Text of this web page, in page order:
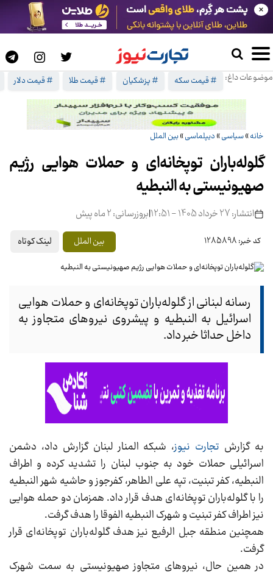
موضوعات داغ: # قیمت سکه # پزشکیان # قیمت طلا # قیمت دلار
×
خانه»سیاسی» دیپلماسی»بین الملل
گلوله‌باران توپخانه‌ای و حملات هوایی رژیم
صهیونیستی به النبطیه
انتشار: 27 خرداد 1405 - 12:51 |بروزرسانی: 2 ماه پیش
کد خبر: 1285898 بین الملل لینک کوتاه
رسانه لبنانی از گلوله‌باران توپخانه‌ای و حملات هوایی
اسرائیل به النبطیه و پیشروی نیروهای متجاوز به
داخل حداثا خبر داد.
به گزارش تجارت نیوز، شبکه المنار لبنان گزارش داد، دشمن
اسرائیلی حملات خود به جنوب لبنان را تشدید کرده و اطراف
النبطیه، کفر تبنیت، تپه علی الطاهر، کفرجوز و حاشیه شهر النبطیه
را با گلوله‌باران توپخانه‌ای هدف قرار داد. همزمان دو حمله هوایی
نیز اطراف کفر تبنیت و شهرک النبطیه الفوقا را هدف گرفت.
همچنین منطقه جبل الرفیع نیز هدف گلوله‌باران توپخانه‌ای قرار
گرفت.
در همین حال، نیروهای متجاوز صهیونیستی به سمت شهرک